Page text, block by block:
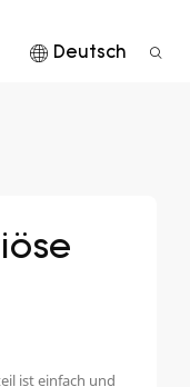
Deutsch
ist einfach und